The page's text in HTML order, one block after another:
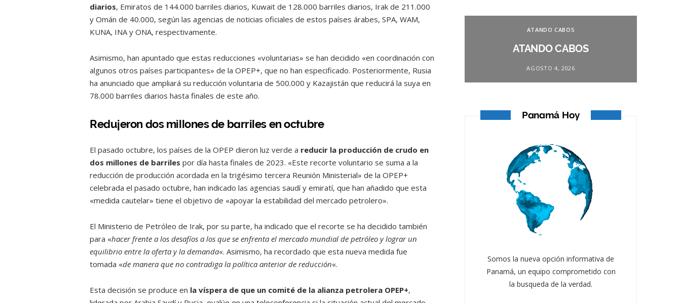
diarios, Emiratos de 144.000 barriles diarios, Kuwait de 128.000 barriles diarios, Irak de 211.000
y Omán de 40.000, según las agencias de noticias oficiales de estos países árabes, SPA, WAM,
KUNA, INA y ONA, respectivamente.
Asimismo, han apuntado que estas reducciones «voluntarias» se han decidido «en coordinación con
algunos otros países participantes» de la OPEP+, que no han especificado. Posteriormente, Rusia
ha anunciado que ampliará su reducción voluntaria de 500.000 y Kazajistán que reducirá la suya en
78.000 barriles diarios hasta finales de este año.
Redujeron dos millones de barriles en octubre
El pasado octubre, los países de la OPEP dieron luz verde a reducir la producción de crudo en
dos millones de barriles por día hasta finales de 2023. «Este recorte voluntario se suma a la
reducción de producción acordada en la trigésimo tercera Reunión Ministerial» de la OPEP+
celebrada el pasado octubre, han indicado las agencias saudí y emiratí, que han añadido que esta
«medida cautelar» tiene el objetivo de «apoyar la estabilidad del mercado petrolero».
El Ministerio de Petróleo de Irak, por su parte, ha indicado que el recorte se ha decidido también
para «hacer frente a los desafíos a los que se enfrenta el mercado mundial de petróleo y lograr un
equilibrio entre la oferta y la demanda«. Asimismo, ha recordado que esta nueva medida fue
tomada «de manera que no contradiga la política anterior de reducción«.
Esta decisión se produce en la víspera de que un comité de la alianza petrolera OPEP+,
JULIO 30, 2026
ATANDO CABOS
ATANDO CABOS
AGOSTO 4, 2026
Panamá Hoy
Somos la nueva opción informativa de
Panamá, un equipo comprometido con
la busqueda de la verdad.